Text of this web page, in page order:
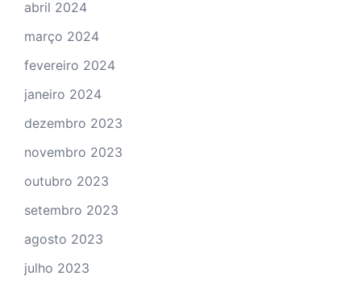
abril 2024
março 2024
fevereiro 2024
janeiro 2024
dezembro 2023
novembro 2023
outubro 2023
setembro 2023
agosto 2023
julho 2023